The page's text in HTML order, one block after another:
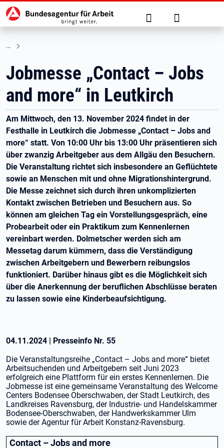
zu den Hauptinhalten springen
Hauptnavigation Suche Anmelden
Jobmesse „Contact – Jobs
and more“ in Leutkirch
Am Mittwoch, den 13. November 2024 findet in der
Festhalle in Leutkirch die Jobmesse „Contact – Jobs and
more“ statt. Von 10:00 Uhr bis 13:00 Uhr präsentieren sich
über zwanzig Arbeitgeber aus dem Allgäu den Besuchern.
Die Veranstaltung richtet sich insbesondere an Geflüchtete
sowie an Menschen mit und ohne Migrationshintergrund.
Die Messe zeichnet sich durch ihren unkomplizierten
Kontakt zwischen Betrieben und Besuchern aus. So
können am gleichen Tag ein Vorstellungsgespräch, eine
Probearbeit oder ein Praktikum zum Kennenlernen
vereinbart werden. Dolmetscher werden sich am
Messetag darum kümmern, dass die Verständigung
zwischen Arbeitgebern und Bewerbern reibungslos
funktioniert. Darüber hinaus gibt es die Möglichkeit sich
über die Anerkennung der beruflichen Abschlüsse beraten
zu lassen sowie eine Kinderbeaufsichtigung.
04.11.2024 | Presseinfo Nr. 55
Die Veranstaltungsreihe „Contact – Jobs and more“ bietet
Arbeitsuchenden und Arbeitgebern seit Juni 2023
erfolgreich eine Plattform für ein erstes Kennenlernen. Die
Jobmesse ist eine gemeinsame Veranstaltung des Welcome
Centers Bodensee Oberschwaben, der Stadt Leutkirch, des
Landkreises Ravensburg, der Industrie- und Handelskammer
Bodensee-Oberschwaben, der Handwerkskammer Ulm
sowie der Agentur für Arbeit Konstanz-Ravensburg.
Contact – Jobs and more